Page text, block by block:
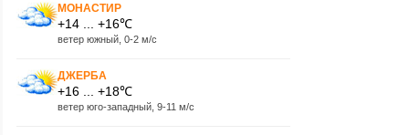
МОНАСТИР
+14 ... +16℃
ветер южный, 0-2 м/с
ДЖЕРБА
+16 ... +18℃
ветер юго-западный, 9-11 м/с